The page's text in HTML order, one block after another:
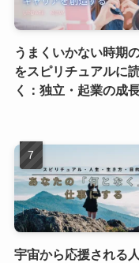
うまくいかない時期
をスピリチュアルに
く：独立・起業の成
宇宙から応援される